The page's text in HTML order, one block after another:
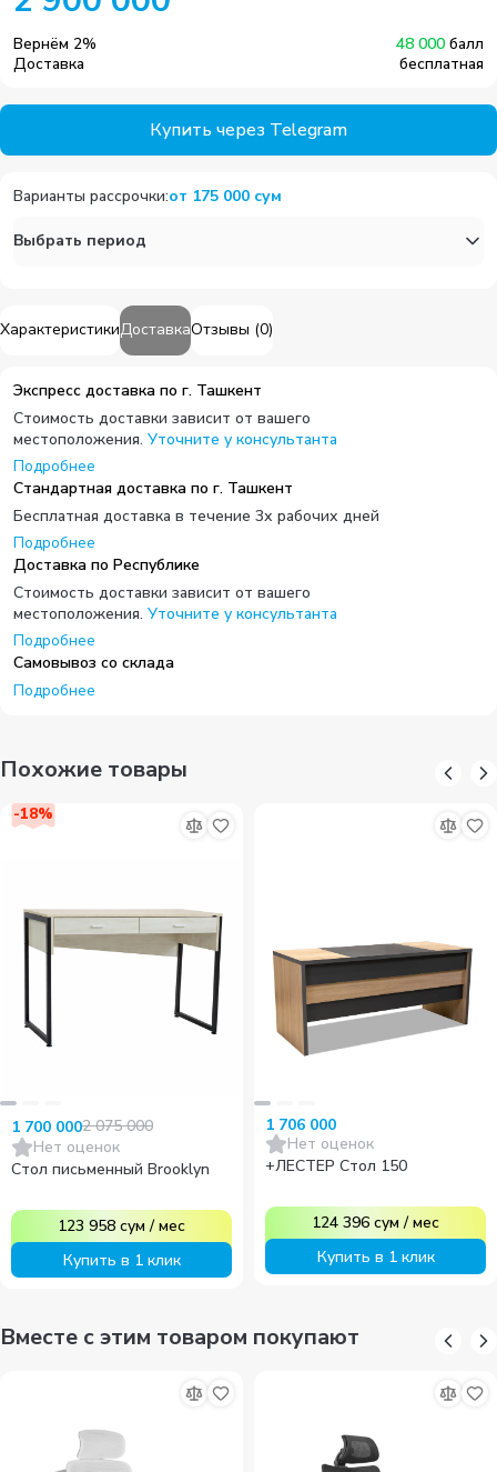
ХарактеристикиДоставкаОтзывы (0)
Экспресс доставка по г. Ташкент
Стоимость доставки зависит от вашего
местоположения. Уточните у консультанта
Подробнее
Стандартная доставка по г. Ташкент
Бесплатная доставка в течение 3х рабочих дней
Подробнее
Доставка по Республике
Стоимость доставки зависит от вашего
местоположения. Уточните у консультанта
Подробнее
Самовывоз со склада
Подробнее
Вернём 2% 48 000 балл
Доставка
бесплатная
Купить через Telegram
Варианты рассрочки:от 175 000 сум
Выбрать период
Похожие товары
-18%
1 700 0002 075 000
Нет оценок
Стол письменный Brooklyn
123 958 сум /мес
Купить в 1 клик
1 706 000
Нет оценок
+ЛЕСТЕР Стол 150
124 396 сум /мес
Купить в 1 клик
Вместе с этим товаром покупают